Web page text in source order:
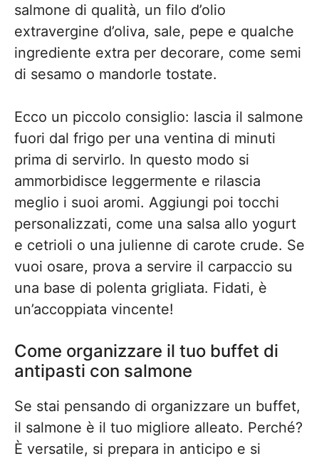
salmone di qualità, un filo d’olio
extravergine d’oliva, sale, pepe e qualche
ingrediente extra per decorare, come semi
di sesamo o mandorle tostate.
Ecco un piccolo consiglio: lascia il salmone
fuori dal frigo per una ventina di minuti
prima di servirlo. In questo modo si
ammorbidisce leggermente e rilascia
meglio i suoi aromi. Aggiungi poi tocchi
personalizzati, come una salsa allo yogurt
e cetrioli o una julienne di carote crude. Se
vuoi osare, prova a servire il carpaccio su
una base di polenta grigliata. Fidati, è
un’accoppiata vincente!
Come organizzare il tuo buffet di
antipasti con salmone
Se stai pensando di organizzare un buffet,
il salmone è il tuo migliore alleato. Perché?
È versatile, si prepara in anticipo e si